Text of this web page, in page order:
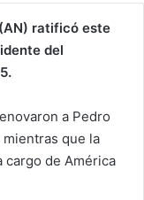
ratificó este
del
a Pedro
que la
cargo de América